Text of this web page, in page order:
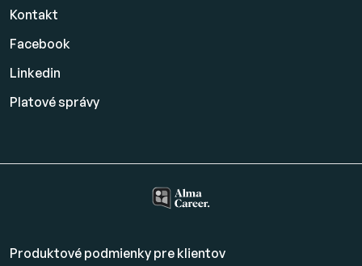
Kontakt
Facebook
Linkedin
Platovésprávy
Produktové podmienky pre klientov